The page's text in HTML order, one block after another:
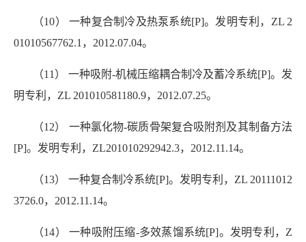
（10） 一种复合制冷及热泵系统[P]。发明专利，ZL 2
01010567762.1，2012.07.04。
（11） 一种吸附-机械压缩耦合制冷及蓄冷系统[P]。发
明专利，ZL 201010581180.9，2012.07.25。
（12） 一种氯化物-碳质骨架复合吸附剂及其制备方法
[P]。发明专利，ZL201010292942.3，2012.11.14。
（13） 一种复合制冷系统[P]。发明专利，ZL 20111012
3726.0，2012.11.14。
（14） 一种吸附压缩-多效蒸馏系统[P]。发明专利，Z